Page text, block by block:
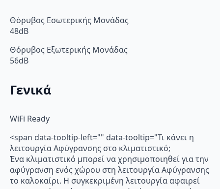
Θόρυβος Εσωτερικής Μονάδας
48dB
Θόρυβος Εξωτερικής Μονάδας
56dB
Γενικά
WiFi Ready
<span data-tooltip-left="" data-tooltip="Τι κάνει η
λειτουργία Αφύγρανσης στο κλιματιστικό;
Ένα κλιματιστικό μπορεί να χρησιμοποιηθεί για την
αφύγρανση ενός χώρου στη λειτουργία Αφύγρανσης
το καλοκαίρι. Η συγκεκριμένη λειτουργία αφαιρεί